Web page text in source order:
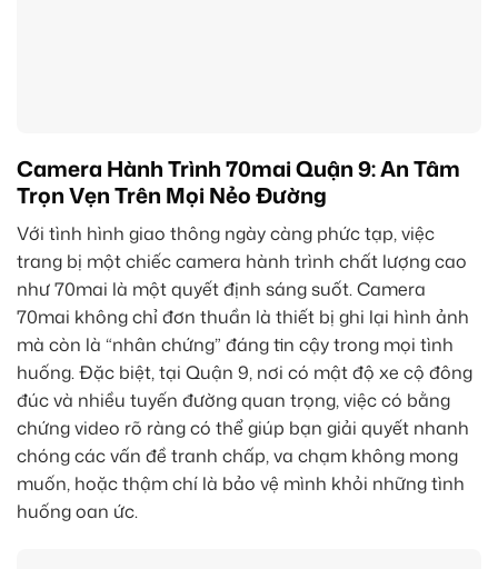
Camera Hành Trình 70mai Quận 9: An Tâm
Trọn Vẹn Trên Mọi Nẻo Đường
Với tình hình giao thông ngày càng phức tạp, việc
trang bị một chiếc camera hành trình chất lượng cao
như 70mai là một quyết định sáng suốt. Camera
70mai không chỉ đơn thuần là thiết bị ghi lại hình ảnh
mà còn là “nhân chứng” đáng tin cậy trong mọi tình
huống. Đặc biệt, tại Quận 9, nơi có mật độ xe cộ đông
đúc và nhiều tuyến đường quan trọng, việc có bằng
chứng video rõ ràng có thể giúp bạn giải quyết nhanh
chóng các vấn đề tranh chấp, va chạm không mong
muốn, hoặc thậm chí là bảo vệ mình khỏi những tình
huống oan ức.